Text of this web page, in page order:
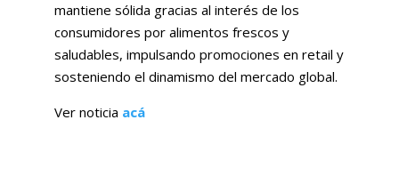
mantiene sólida gracias al interés de los
consumidores por alimentos frescos y
saludables, impulsando promociones en retail y
sosteniendo el dinamismo del mercado global.
Ver noticia acá